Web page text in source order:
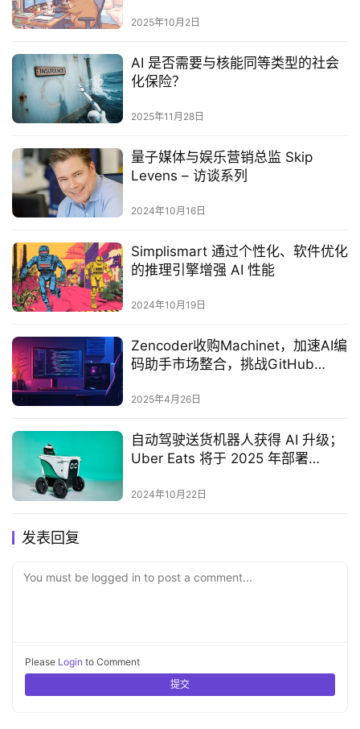
2025年10月2日
AI 是否需要与核能同等类型的社会
化保险？
2025年11月28日
量子媒体与娱乐营销总监 Skip
Levens – 访谈系列
2024年10月16日
Simplismart 通过个性化、软件优化
的推理引擎增强 AI 性能
2024年10月19日
Zencoder收购Machinet，加速AI编
码助手市场整合，挑战GitHub
2025年4月26日
自动驾驶送货机器人获得 AI 升级；
Uber Eats 将于 2025 年部署
2024年10月22日
发表回复
You must be logged in to post a comment...
Please Login to Comment
提交